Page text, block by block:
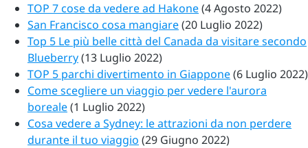
TOP 7 cose da vedere ad Hakone(4 Agosto 2022)
San Francisco cosa mangiare(20 Luglio 2022)
Top 5 Le più belle città del Canada da visitare secondo
Blueberry(13 Luglio 2022)
TOP 5 parchi divertimento in Giappone(6 Luglio 2022)
Come scegliere un viaggio per vedere l'aurora
boreale(1 Luglio 2022)
Cosa vedere a Sydney: le attrazioni da non perdere
durante il tuo viaggio (29 Giugno 2022)